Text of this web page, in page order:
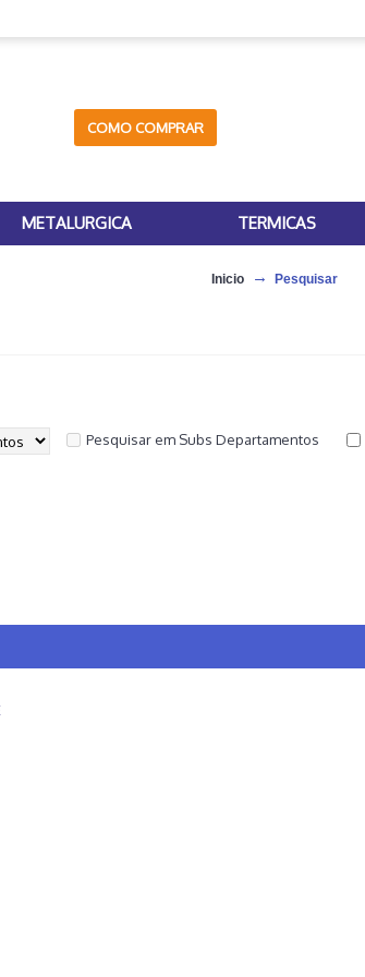
COMO COMPRAR
METALURGICA TERMICAS
Inicio Pesquisar
Pesquisar em Subs Departamentos